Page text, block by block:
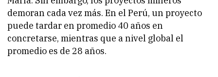
demoran cada vez más. En el Perú, un proyecto
puede tardar en promedio 40 años en
concretarse, mientras que a nivel global el
promedio es de 28 años.